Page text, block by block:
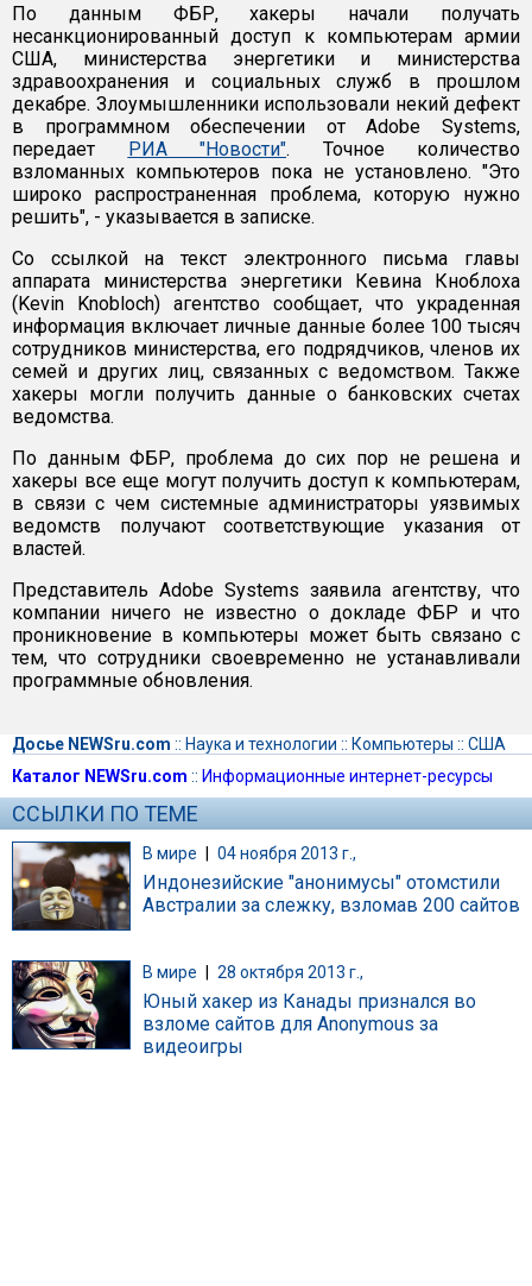
По данным ФБР, хакеры начали получать
несанкционированный доступ к компьютерам армии
США, министерства энергетики и министерства
здравоохранения и социальных служб в прошлом
декабре. Злоумышленники использовали некий дефект
в программном обеспечении от Adobe Systems,
передает РИА "Новости". Точное количество
взломанных компьютеров пока не установлено. "Это
широко распространенная проблема, которую нужно
решить", - указывается в записке.
Со ссылкой на текст электронного письма главы
аппарата министерства энергетики Кевина Кноблоха
(Kevin Knobloch) агентство сообщает, что украденная
информация включает личные данные более 100 тысяч
сотрудников министерства, его подрядчиков, членов их
семей и других лиц, связанных с ведомством. Также
хакеры могли получить данные о банковских счетах
ведомства.
По данным ФБР, проблема до сих пор не решена и
хакеры все еще могут получить доступ к компьютерам,
в связи с чем системные администраторы уязвимых
ведомств получают соответствующие указания от
властей.
Представитель Adobe Systems заявила агентству, что
компании ничего не известно о докладе ФБР и что
проникновение в компьютеры может быть связано с
тем, что сотрудники своевременно не устанавливали
программные обновления.
Досье NEWSru.com :: Наука и технологии :: Компьютеры :: США
Каталог NEWSru.com :: Информационные интернет-ресурсы
ССЫЛКИ ПО ТЕМЕ
В мире | 04 ноября 2013 г.,
Индонезийские "анонимусы" отомстили
Австралии за слежку, взломав 200 сайтов
В мире 28 октября 2013 г.,
Юный хакер из Канады признался во
взломе сайтов для Anonymous за
видеоигры